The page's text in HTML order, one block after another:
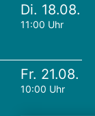
Di. 18.08.
11:00 Uhr
Fr. 21.08.
10:00 Uhr